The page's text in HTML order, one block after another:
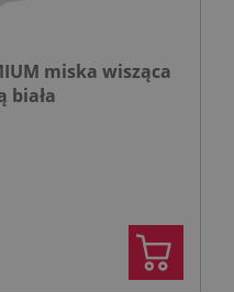
miska wisząca
biała